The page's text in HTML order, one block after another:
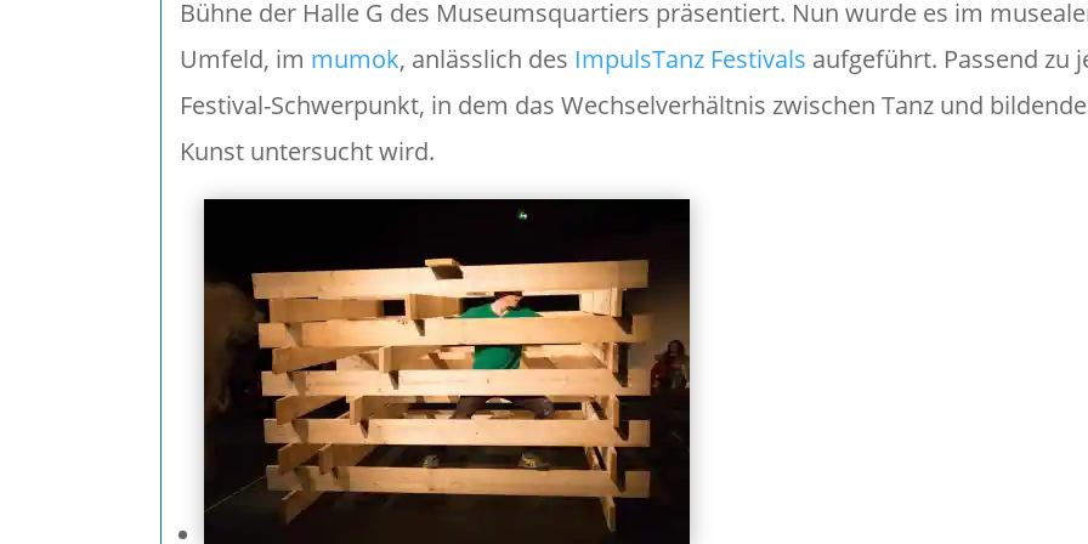
Bühne der Halle G des Museumsquartiers präsentiert. Nun wurde es im
Umfeld, im mumok, anlässlich des ImpulsTanz Festivals aufgeführt. Passend zu
Festival-Schwerpunkt, in dem das Wechselverhältnis zwischen Tanz und
Kunst untersucht wird.